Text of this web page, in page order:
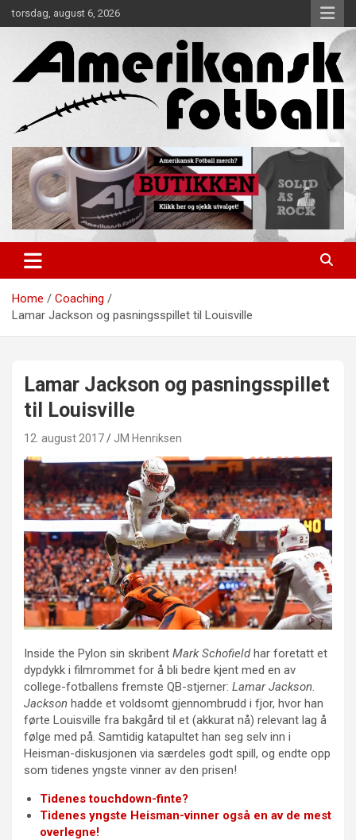
Skip
to
torsdag, august 6, 2026
Amerikansk Fotball
Home
Coaching
Lamar Jackson og pasningsspillet til Louisville
Lamar Jackson og pasningsspillet
til Louisville
12. august 2017 JM Henriksen
Inside the Pylon sin skribent Mark Schofieldhar foretatt et
dypdykk i filmrommet for å bli bedre kjent med en av
college-fotballens fremste QB-stjerner: Lamar Jackson.
Jackson hadde et voldsomt gjennombrudd i fjor, hvor han
førte Louisville fra bakgård til et (akkurat nå) relevant lag å
følge med på. Samtidig katapultet han seg selv inn i
Heisman-diskusjonen via særdeles godt spill, og endte opp
som tidenes yngste vinner av den prisen!
Tidenes touchdown-finte?
Tidenes yngste Heisman-vinner også en av de mest
overlegne!